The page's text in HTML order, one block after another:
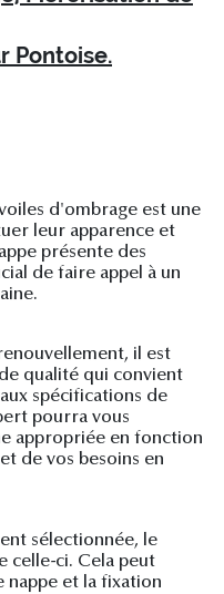
Pontoise.
d'ombrage est une
leur apparence et
présente des
de faire appel à un
il est
qualité qui convient
spécifications de
pourra vous
appropriée en fonction
de vos besoins en
sélectionnée, le
celle-ci. Cela peut
et la fixation